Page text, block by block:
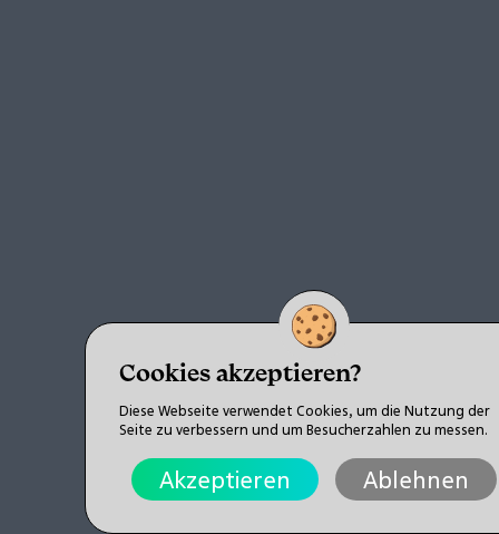
Cookies akzeptieren?
Diese Webseite verwendet Cookies, um die Nutzung der
Seite zu verbessern und um Besucherzahlen zu messen.
Akzeptieren Ablehnen